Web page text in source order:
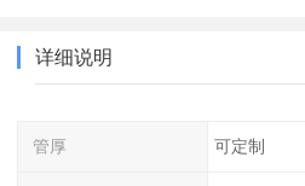
详细说明
管厚 可定制